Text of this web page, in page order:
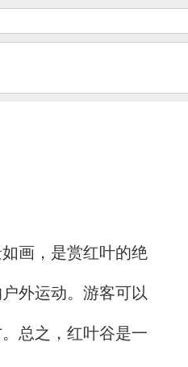
画，是赏红叶的绝
外运动。游客可以
总之，红叶谷是一